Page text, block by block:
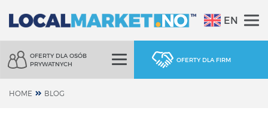
EN
OFERTY DLA OSÓB
PRYWATNYCH
OFERTY DLA FIRM
HOME BLOG